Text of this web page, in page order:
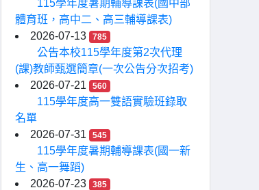
115學年度暑期輔導課表(國中部
體育班，高中二、高三輔導課表)
2026-07-13
785
公告本校115學年度第2次代理
(課)教師甄選簡章(一次公告分次招考)
2026-07-21
560
115學年度高一雙語實驗班錄取
名單
2026-07-31
545
115學年度暑期輔導課表(國一新
生、高一舞蹈)
2026-07-23
385